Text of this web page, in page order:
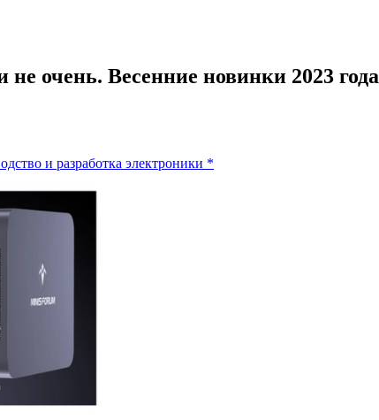
очень. Весенние новинки 2023 года
и разработка электроники *